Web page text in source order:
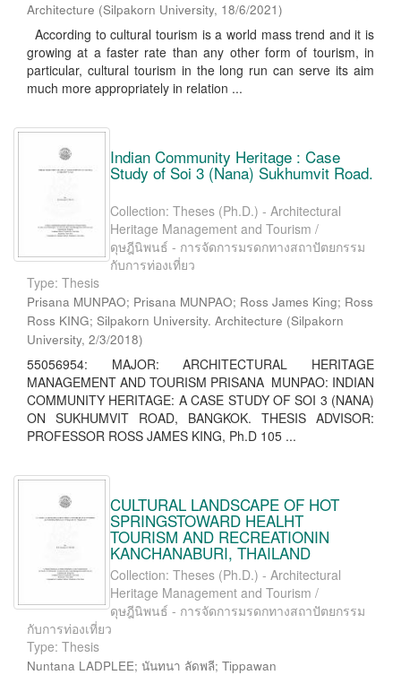
Architecture (Silpakorn University, 18/6/2021)
According to cultural tourism is a world mass trend and it is
growing at a faster rate than any other form of tourism, in
particular, cultural tourism in the long run can serve its aim
much more appropriately in relation ...
Indian Community Heritage : Case
Study of Soi 3 (Nana) Sukhumvit Road.
Collection: Theses (Ph.D.) - Architectural
Heritage Management and Tourism /
ดุษฎีนิพนธ์ - การจัดการมรดกทางสถาปัตยกรรม
กับการท่องเที่ยว
Type: Thesis
Prisana MUNPAO; Prisana MUNPAO; Ross James King; Ross
Ross KING; Silpakorn University. Architecture (Silpakorn
University, 2/3/2018)
55056954: MAJOR: ARCHITECTURAL HERITAGE
MANAGEMENT AND TOURISM PRISANA MUNPAO: INDIAN
COMMUNITY HERITAGE: A CASE STUDY OF SOI 3 (NANA)
ON SUKHUMVIT ROAD, BANGKOK. THESIS ADVISOR:
PROFESSOR ROSS JAMES KING, Ph.D 105 ...
CULTURAL LANDSCAPE OF HOT
SPRINGSTOWARD HEALHT
TOURISM AND RECREATIONIN
KANCHANABURI, THAILAND
Collection: Theses (Ph.D.) - Architectural
Heritage Management and Tourism /
ดุษฎีนิพนธ์ - การจัดการมรดกทางสถาปัตยกรรม
กับการท่องเที่ยว
Type: Thesis
Nuntana LADPLEE; นันทนา ลัดพลี; Tippawan